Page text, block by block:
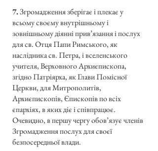
7.Згромадження зберігає і плекає у
всьому своєму внутрішньому і
зовнішньому діянні прив’язання і послух
для св. Отця Папи Римського, як
наслідника св. Петра, і вселенського
учителя, Верховного Архиєпископа,
згідно Патріярха, як Глави Помісної
Церкви, для Митрополитів,
Архиєпископів, Єпископів по всіх
єпархіях, в яких діє і співпрацює.
Очевидно, в першу чергу обов’язує членів
Згромадження послух для своєї
безпосередньої влади.